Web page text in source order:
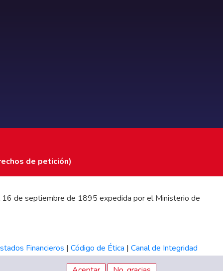
de petición)
16 de septiembre de 1895 expedida por el Ministerio de
Financieros | Código de Ética | Canal de Integridad